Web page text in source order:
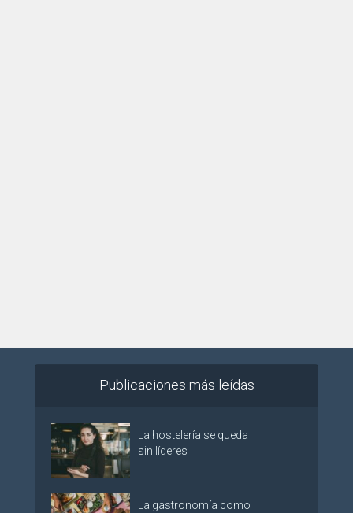
Publicaciones más leídas
La hostelería se queda
sin líderes
La gastronomía como